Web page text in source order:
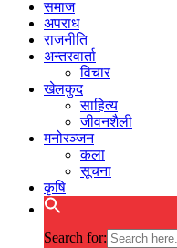
समाज
अपराध
राजनीति
अन्तरवार्ता
विचार
खेलकुद
साहित्य
जीवनशैली
मनोरञ्जन
कला
सूचना
कृषि
Search for: